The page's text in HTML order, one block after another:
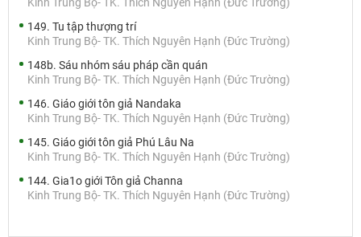
Kinh Trung Bộ- TK. Thích Nguyên Hạnh (Đức Trường)
149. Tu tập thượng trí
Kinh Trung Bộ- TK. Thích Nguyên Hạnh (Đức Trường)
148b. Sáu nhóm sáu pháp cần quán
Kinh Trung Bộ- TK. Thích Nguyên Hạnh (Đức Trường)
146. Giáo giới tôn giả Nandaka
Kinh Trung Bộ- TK. Thích Nguyên Hạnh (Đức Trường)
145. Giáo giới tôn giả Phú Lâu Na
Kinh Trung Bộ- TK. Thích Nguyên Hạnh (Đức Trường)
144. Gia1o giới Tôn giả Channa
Kinh Trung Bộ- TK. Thích Nguyên Hạnh (Đức Trường)